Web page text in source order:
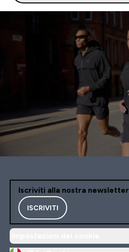
Iscriviti alla nostra newsletter
ISCRIVITI